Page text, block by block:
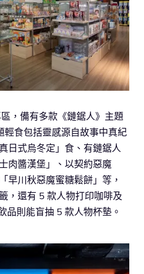
，備有多款《鏈鋸人》主題
食包括靈感源自故事中真紀
日式烏冬定」食、有鏈鋸人
肉醬漢堡」、以契約惡魔
早川秋惡魔蜜糖鬆餅」等，
，還有 5 款人物打印咖啡及
品則能盲抽 5 款人物杯墊。